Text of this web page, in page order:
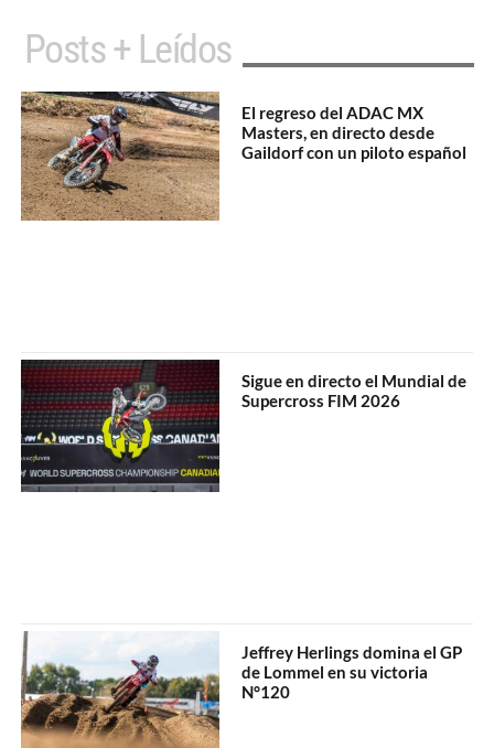
Posts + Leídos
El regreso del ADAC MX
Masters, en directo desde
Gaildorf con un piloto español
Sigue en directo el Mundial de
Supercross FIM 2026
Jeffrey Herlings domina el GP
de Lommel en su victoria
N°120